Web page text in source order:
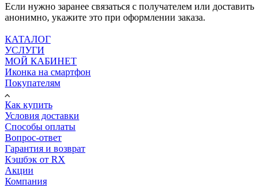
Если нужно заранее связаться с получателем или доставить
анонимно, укажите это при оформлении заказа.
КАТАЛОГ
УСЛУГИ
МОЙ КАБИНЕТ
Иконка на смартфон
Покупателям
Как купить
Условия доставки
Способы оплаты
Вопрос-ответ
Гарантия и возврат
Кэшбэк от RX
Акции
Компания